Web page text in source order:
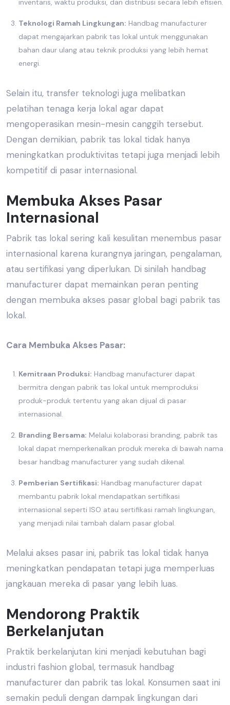
inventaris, waktu produksi, dan distribusi secara lebih efisien.
Teknologi Ramah Lingkungan: Handbag manufacturer
dapat mengajarkan pabrik tas lokal untuk menggunakan
bahan daur ulang atau teknik produksi yang lebih hemat
energi.
Selain itu, transfer teknologi juga melibatkan
pelatihan tenaga kerja lokal agar dapat
mengoperasikan mesin-mesin canggih tersebut.
Dengan demikian, pabrik tas lokal tidak hanya
meningkatkan produktivitas tetapi juga menjadi lebih
kompetitif di pasar internasional.
Membuka Akses Pasar
Internasional
Pabrik tas lokal sering kali kesulitan menembus pasar
internasional karena kurangnya jaringan, pengalaman,
atau sertifikasi yang diperlukan. Di sinilah handbag
manufacturer dapat memainkan peran penting
dengan membuka akses pasar global bagi pabrik tas
lokal.
Cara Membuka Akses Pasar:
Kemitraan Produksi: Handbag manufacturer dapat
bermitra dengan pabrik tas lokal untuk memproduksi
produk-produk tertentu yang akan dijual di pasar
internasional.
Branding Bersama: Melalui kolaborasi branding, pabrik tas
lokal dapat memperkenalkan produk mereka di bawah nama
besar handbag manufacturer yang sudah dikenal.
Pemberian Sertifikasi: Handbag manufacturer dapat
membantu pabrik lokal mendapatkan sertifikasi
internasional seperti ISO atau sertifikasi ramah lingkungan,
yang menjadi nilai tambah dalam pasar global.
Melalui akses pasar ini, pabrik tas lokal tidak hanya
meningkatkan pendapatan tetapi juga memperluas
jangkauan mereka di pasar yang lebih luas.
Mendorong Praktik
Berkelanjutan
Praktik berkelanjutan kini menjadi kebutuhan bagi
industri fashion global, termasuk handbag
manufacturer dan pabrik tas lokal. Konsumen saat ini
semakin peduli dengan dampak lingkungan dari